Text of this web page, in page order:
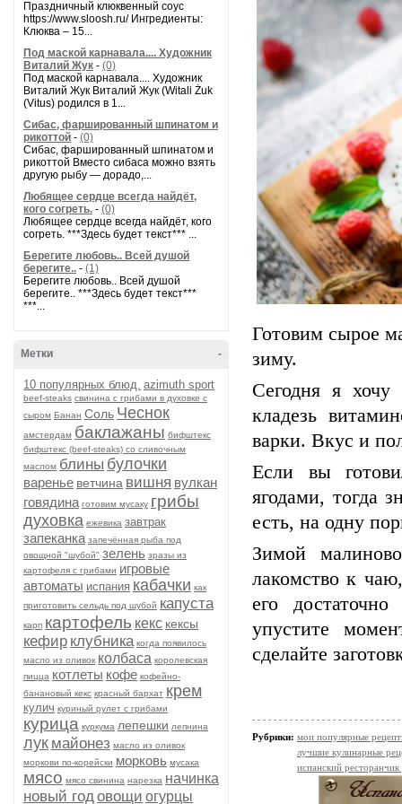
Праздничный клюквенный соус
https://www.sloosh.ru/ Ингредиенты:
Клюква – 15...
Под маской карнавала.... Художник
Виталий Жук - (0)
Под маской карнавала.... Художник
Виталий Жук Виталий Жук (Witali Żuk
(Vitus) родился в 1...
Сибас, фаршированный шпинатом и
рикоттой - (0)
Сибас, фаршированный шпинатом и
рикоттой Вместо сибаса можно взять
другую рыбу — дорадо,...
Любящее сердце всегда найдёт,
кого согреть. - (0)
Любящее сердце всегда найдёт, кого
согреть. ***Здесь будет текст*** ...
Берегите любовь.. Всей душой
берегите.. - (1)
Берегите любовь.. Всей душой
берегите.. ***Здесь будет текст***
***...
-
Метки
10 популярных блюд. azimuth sport
beef-stеаks cвинина с грибами в духовке с
сыром Банан Соль Чеснок
амстердам баклажаны бифштекс
бифштекс (beef-stеаks) со сливочным
маслом блины булочки
варенье ветчина вишня вулкан
говядина готовим мусаку грибы
духовка ежевика завтрак
запеканка запечённая рыба под
овощной "шубой" зелень зразы из
картофеля с грибами игровые
автоматы испания кабачки как
приготовить сельдь под шубой капуста
карп картофель кекс кексы
кефир клубника когда появилось
масло из оливок колбаса королевская
пицца котлеты кофе кофейно-
банановый кекс красный бархат крем
кулич куриный рулет с грибами
курица куркума лепешки лепнина
лук майонез масло из оливок
моркови по-корейски морковь мусака
мясо мясо свинина нарезка начинка
новый годовощи огурцы
Готовим сырое
зиму.
Сегодня я хочу
кладезь
варки. Вкус и
Если вы
ягодами, тогда
есть, на одну
Зимой
лакомство к
его
упустите
сделайте
Рубрики: мои популярные
лучшие кулинарные
испанский